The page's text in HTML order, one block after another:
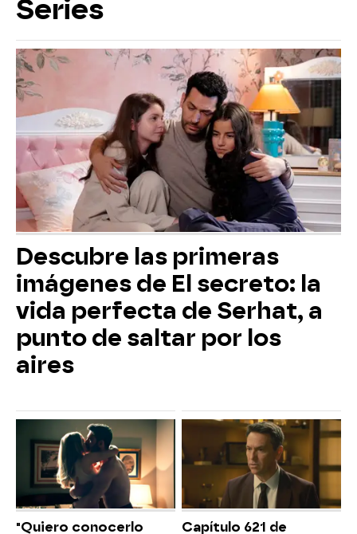
Series
Descubre las primeras
imágenes de El secreto: la
vida perfecta de Serhat, a
punto de saltar por los
aires
"Quiero conocerlo
Capítulo 621 de